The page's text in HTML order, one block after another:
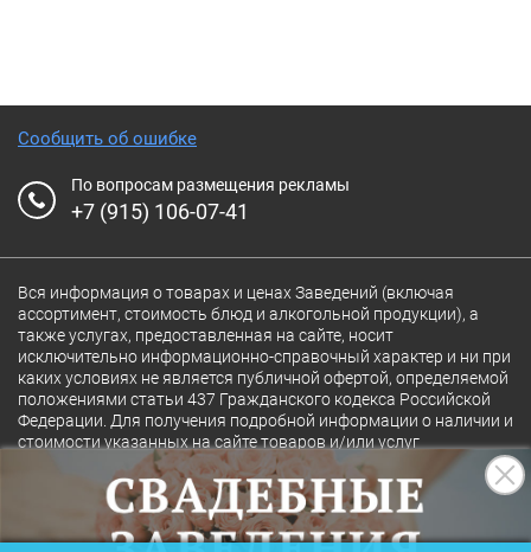
Сообщить об ошибке
По вопросам размещения рекламы
+7 (915) 106-07-41
Вся информация о товарах и ценах Заведений (включая
ассортимент, стоимость блюд и алкогольной продукции), а
также услугах, предоставленная на сайте, носит
исключительно информационно-справочный характер и ни при
каких условиях не является публичной офертой, определяемой
положениями статьи 437 Гражданского кодекса Российской
Федерации. Для получения подробной информации о наличии и
стоимости указанных на сайте товаров и/или услуг
конкретного Заведения обращайтесь непосредственно в
Полная версия сайта 18+